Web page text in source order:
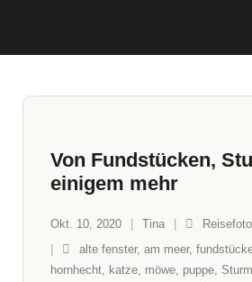
Von Fundstücken,
einigem mehr
Okt. 10, 2020 Tina
alte fenster, am meer,
hornhecht, katze, möwe, puppe, Sturm